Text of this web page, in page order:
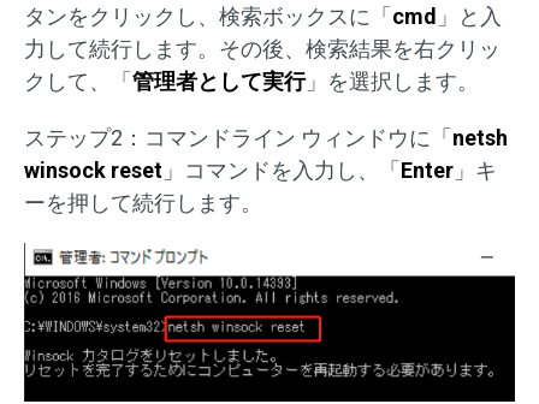
タンをクリックし、検索ボックスに「cmd 」と入
力して続行します。その後、検索結果を右クリッ
クして、「管理者として実行」を選択します。
ステップ2：コマンドライン ウィンドウに「netsh
winsock reset 」コマンドを入力し、「Enter 」キ
ーを押して続行します。